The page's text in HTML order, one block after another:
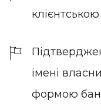
імені
формою